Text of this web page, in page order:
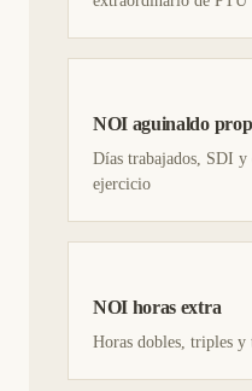
NOI aguinaldo
Días trabajados, SDI
ejercicio
NOI horas extra
Horas dobles, triples y